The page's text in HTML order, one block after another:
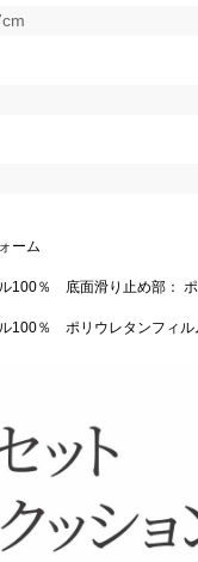
ーム
100％ 底面滑り止め部：
100％ ポリウレタンフィル